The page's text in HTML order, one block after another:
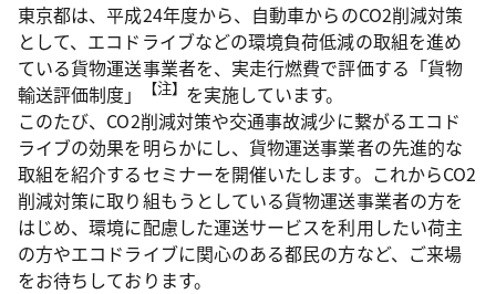
東京都は、平成24年度から、自動車からのCO2削減対策
として、エコドライブなどの環境負荷低減の取組を進め
ている貨物運送事業者を、実走行燃費で評価する「貨物
輸送評価制度」
【注】 を実施しています。
このたび、CO2削減対策や交通事故減少に繋がるエコド
ライブの効果を明らかにし、貨物運送事業者の先進的な
取組を紹介するセミナーを開催いたします。これからCO2
削減対策に取り組もうとしている貨物運送事業者の方を
はじめ、環境に配慮した運送サービスを利用したい荷主
の方やエコドライブに関心のある都民の方など、ご来場
をお待ちしております。